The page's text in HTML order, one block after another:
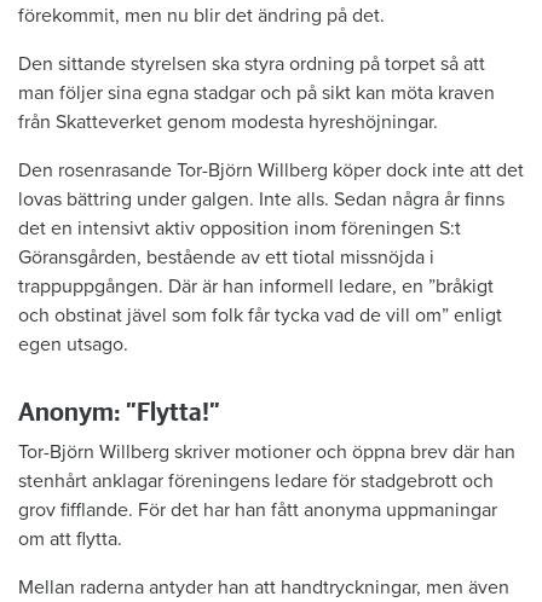
förekommit, men nu blir det ändring på det.
Den sittande styrelsen ska styra ordning på torpet så att
man följer sina egna stadgar och på sikt kan möta kraven
från Skatteverket genom modesta hyreshöjningar.
Den rosenrasande Tor-Björn Willberg köper dock inte att det
lovas bättring under galgen. Inte alls. Sedan några år finns
det en intensivt aktiv opposition inom föreningen S:t
Göransgården, bestående av ett tiotal missnöjda i
trappuppgången. Där är han informell ledare, en ”bråkigt
och obstinat jävel som folk får tycka vad de vill om” enligt
egen utsago.
Anonym: ”Flytta!”
Tor-Björn Willberg skriver motioner och öppna brev där han
stenhårt anklagar föreningens ledare för stadgebrott och
grov fifflande. För det har han fått anonyma uppmaningar
om att flytta.
Mellan raderna antyder han att handtryckningar, men även